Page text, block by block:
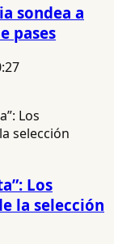
sondea a
pases
Los
la selección